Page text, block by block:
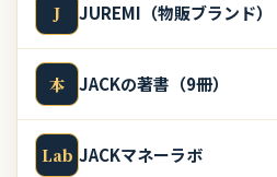
J JUREMI（物販ブランド）
本 JACKの著書（9冊）
Lab JACKマネーラボ